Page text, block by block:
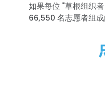
如果每位 "草根组织
66,550 名志愿者组